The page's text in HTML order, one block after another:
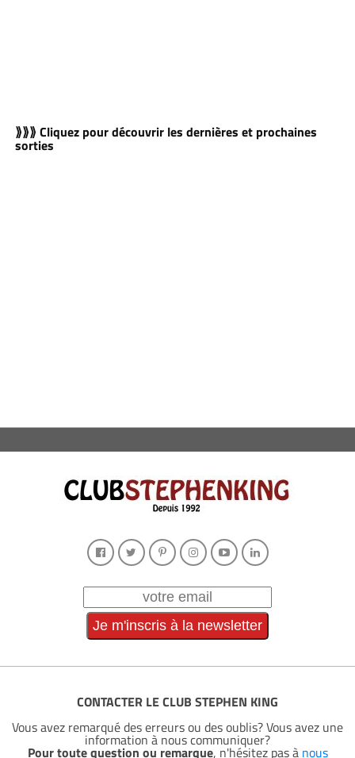
⟫⟫⟫ Cliquez pour découvrir les dernières et prochaines
sorties
CONTACTER LE CLUB STEPHEN KING
Vous avez remarqué des erreurs ou des oublis? Vous avez une
information à nous communiquer?
Pour toute question ou remarque, n'hésitez pas à nous